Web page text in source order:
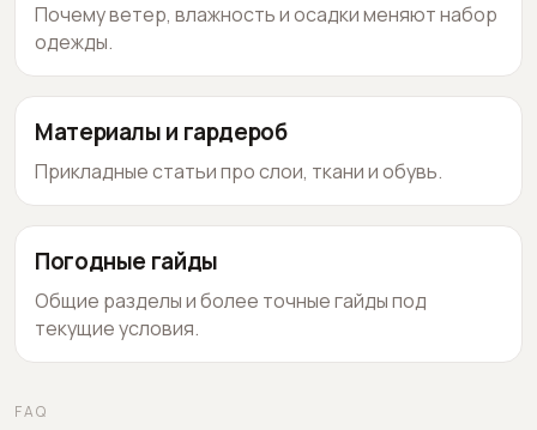
Почему ветер, влажность и осадки меняют набор
одежды.
Материалы и гардероб
Прикладные статьи про слои, ткани и обувь.
Погодные гайды
Общие разделы и более точные гайды под
текущие условия.
FAQ